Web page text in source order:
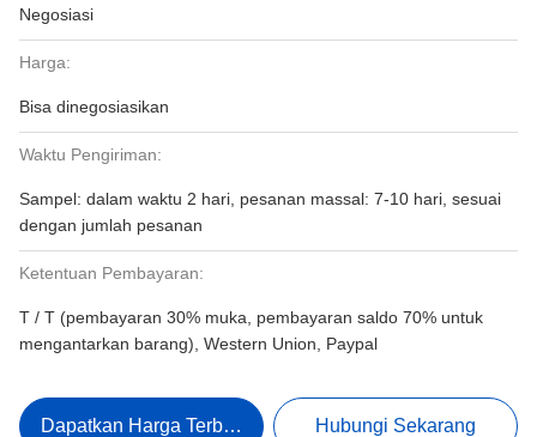
Negosiasi
Harga:
Bisa dinegosiasikan
Waktu Pengiriman:
Sampel: dalam waktu 2 hari, pesanan massal: 7-10 hari, sesuai
dengan jumlah pesanan
Ketentuan Pembayaran:
T / T (pembayaran 30% muka, pembayaran saldo 70% untuk
mengantarkan barang), Western Union, Paypal
Dapatkan Harga Terbaik Hubungi Sekarang